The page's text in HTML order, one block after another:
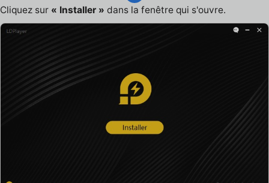
Cliquez sur « Installer » dans la fenêtre qui s'ouvre.